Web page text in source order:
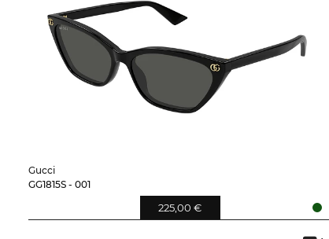
Gucci
GG1815S - 001
225,00 €